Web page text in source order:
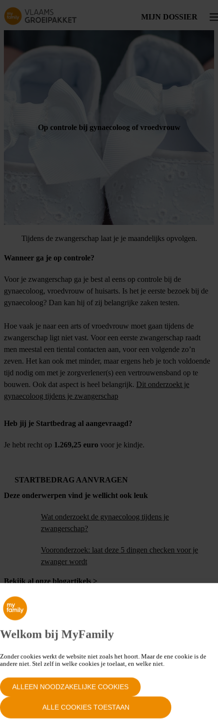
Welkom bij MyFamily
Zonder cookies werkt de website niet zoals het hoort. Maar de ene cookie is de
andere niet. Stel zelf in welke cookies je toelaat, en welke niet.
ALLEEN NOODZAKELIJKE COOKIES
ALLE COOKIES TOESTAAN
Skip to main content
MIJN DOSSIER
Op controle bij gynaecoloog of vroedvrouw
Tijdens de zwangerschap laat je je maandelijks opvolgen.
Wanneer ga je op controle?
Voor je zwangerschap ga je best al eens op controle bij de
gynaecoloog, vroedvrouw of huisarts. Is het je eerste bezoek bij de
gynaecoloog? Dan kan hij of zij belangrijke zaken testen.
Hoe vaak je naar een arts of vroedvrouw moet gaan tijdens de
zwangerschap ligt niet vast. Voor een eerste zwangerschap raadt
men meestal een tiental contacten aan, voor een volgende zo’n
zeven. Het kan ook met minder, maar ergens heb je toch voldoende
tijd nodig om met je zorgverlener(s) een vertrouwensband op te
bouwen. Ook dat aspect is heel belangrijk. Dit onderzoekt je
gynaecoloog tijdens je zwangerschap
Heb jij je Startbedrag al aangevraagd?
Je hebt recht op 1.269,25 euro voor je kindje.
STARTBEDRAG AANVRAGEN
Deze onderwerpen vind je wellicht ook leuk
Wat onderzoekt de gynaecoloog tijdens je
zwangerschap?
Vooronderzoek: laat deze 5 dingen checken voor je
zwanger wordt
Bekijk al onze blogartikels >
Startbedrag
Startbedrag geboorte